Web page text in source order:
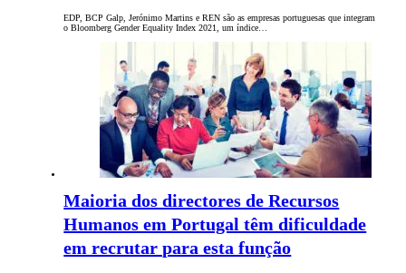
EDP, BCP Galp, Jerónimo Martins e REN são as empresas portuguesas que integram
o Bloomberg Gender Equality Index 2021, um índice…
Maioria dos directores de Recursos
Humanos em Portugal têm dificuldade
em recrutar para esta função